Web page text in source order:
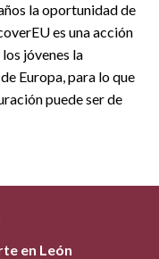
la oportunidad de
es una acción
jóvenes la
Europa, para lo que
puede ser de
en León